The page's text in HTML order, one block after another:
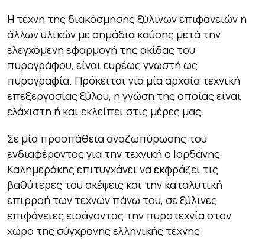
Η τέχνη της διακόσμησης ξύλινων επιφανειών ή
άλλων υλικών με σημάδια καύσης μετά την
ελεγχόμενη εφαρμογή της ακίδας του
πυρογράφου, είναι ευρέως γνωστή ως
πυρογραφία. Πρόκειται για μία αρχαία τεχνική
επεξεργασίας ξύλου, η γνώση της οποίας είναι
ελάχιστη ή και εκλείπει στις μέρες μας.
Σε μία προσπάθεια αναζωπύρωσης του
ενδιαφέροντος για την τεχνική ο Ιορδάνης
Καλημεράκης επιτυγχάνει να εκφράζει τις
βαθύτερες του σκέψεις και την καταλυτική
επιρροή των τεχνών πάνω του, σε ξύλινες
επιφάνειες εισάγοντας την πυροτεχνία στον
χώρο της σύγχρονης ελληνικής τέχνης